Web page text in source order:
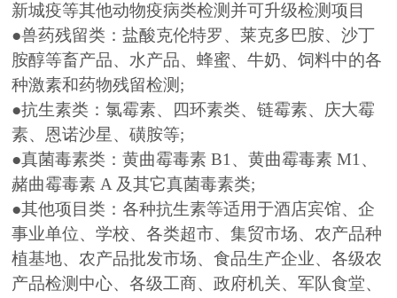
新城疫等其他动物疫病类检测并可升级检测项目
●兽药残留类：盐酸克伦特罗、莱克多巴胺、沙丁
胺醇等畜产品、水产品、蜂蜜、牛奶、饲料中的各
种激素和药物残留检测;
●抗生素类：氯霉素、四环素类、链霉素、庆大霉
素、恩诺沙星、磺胺等;
●真菌毒素类：黄曲霉毒素 B1、黄曲霉毒素 M1、
赭曲霉毒素 A 及其它真菌毒素类;
●其他项目类：各种抗生素等适用于酒店宾馆、企
事业单位、学校、各类超市、集贸市场、农产品种
植基地、农产品批发市场、食品生产企业、各级农
产品检测中心、各级工商、政府机关、军队食堂、